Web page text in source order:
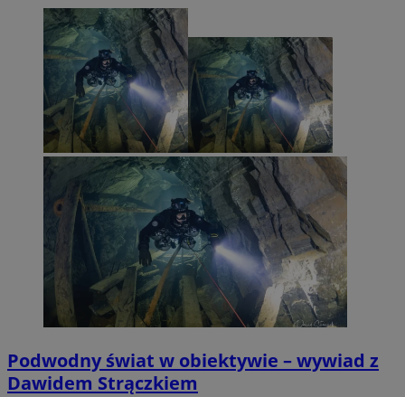
Podwodny świat w obiektywie – wywiad z
Dawidem Strączkiem